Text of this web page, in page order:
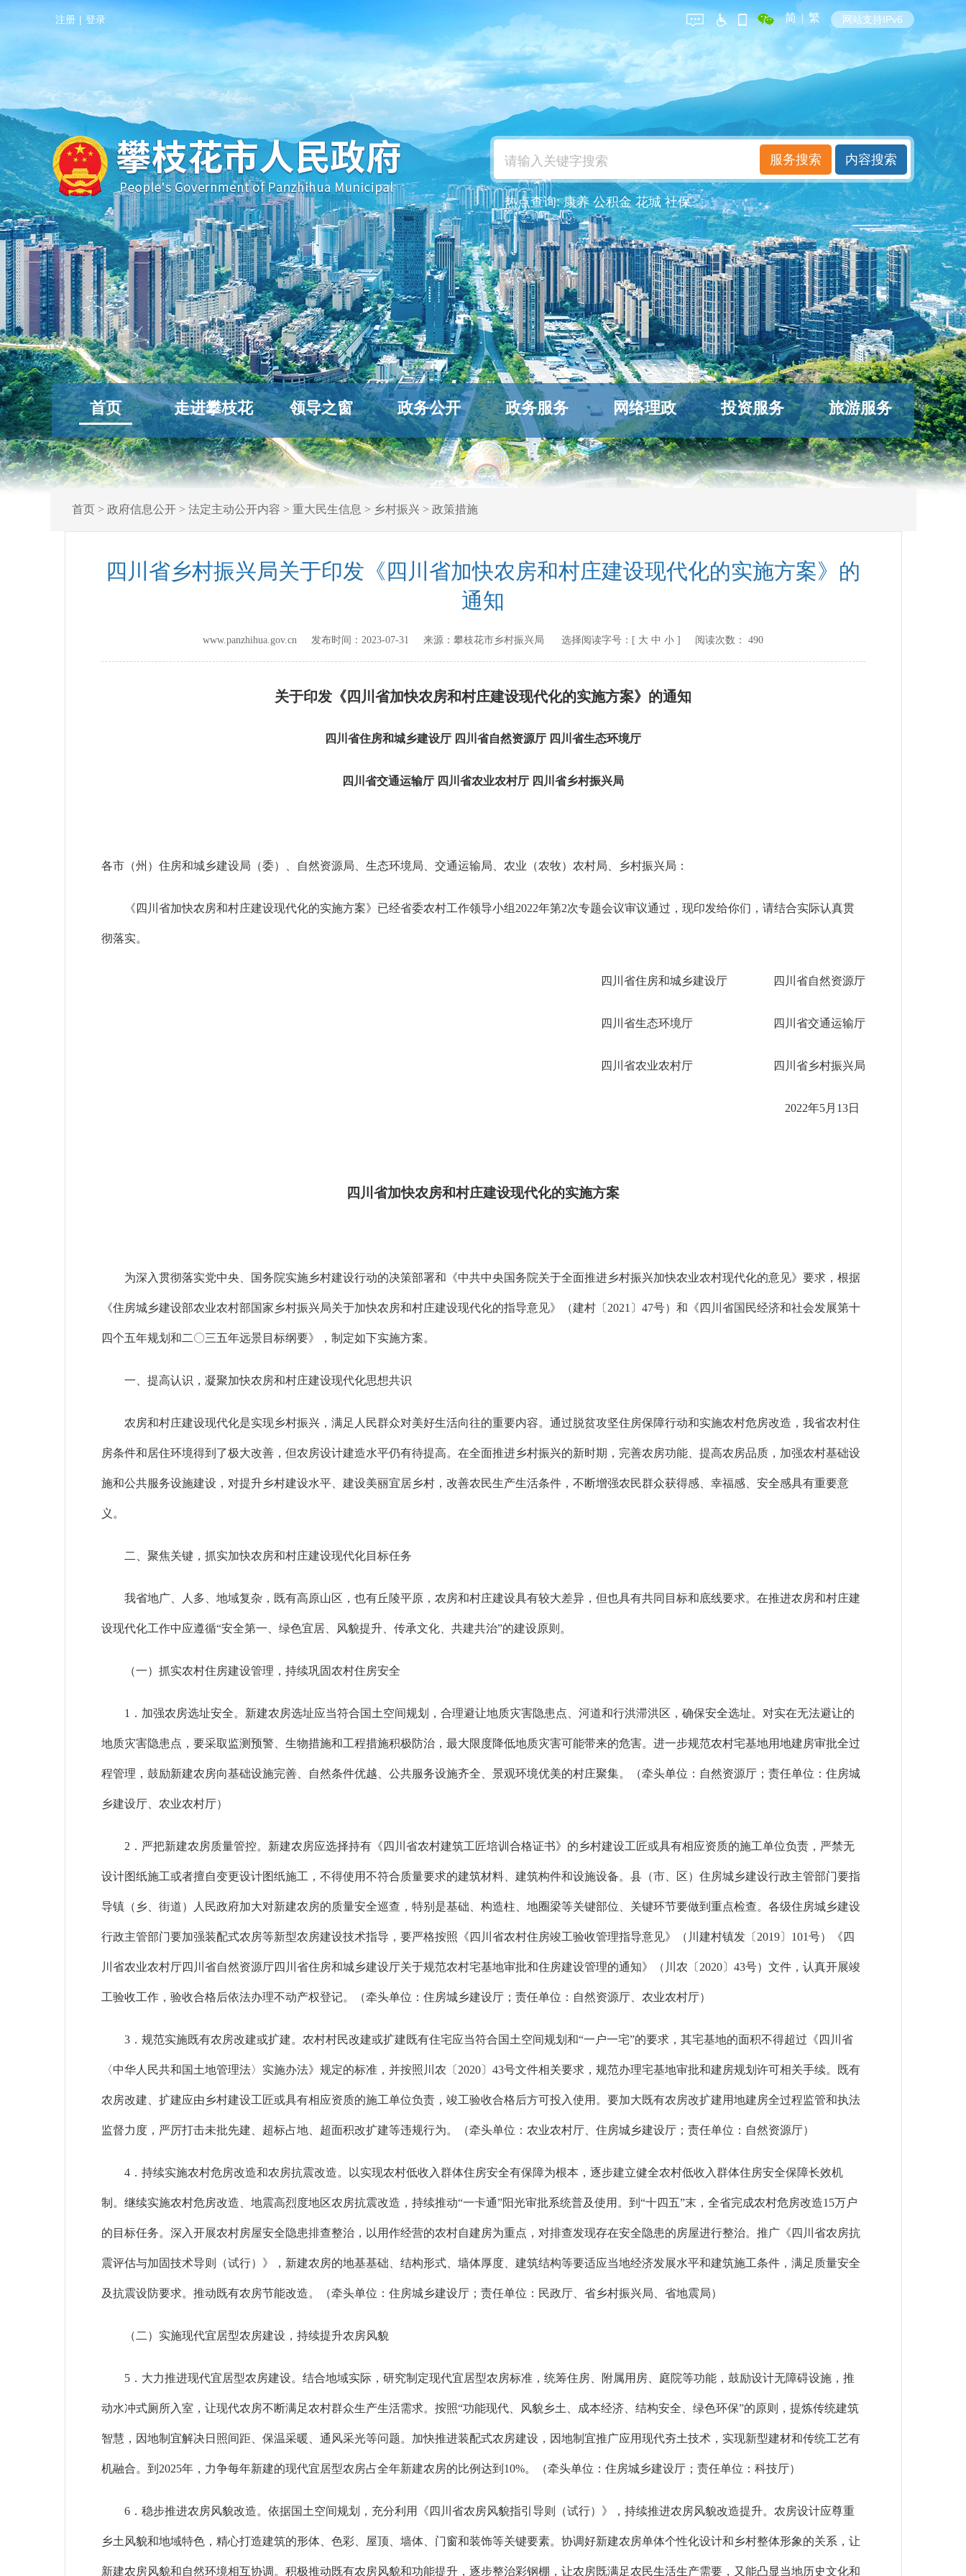
注册 | 登录 简 | 繁 网站支持IPv6
热点查询:康养 公积金 花城 社保
首页 走进攀枝花 领导之窗 政务公开 政务服务 网络理政 投资服务 旅游服务
首页> 政府信息公开> 法定主动公开内容 > 重大民生信息 > 乡村振兴> 政策措施
四川省乡村振兴局关于印发《四川省加快农房和村庄建设现代化的实施方案》的
通知
www.panzhihua.gov.cn 发布时间： 2023-07-31 来源： 攀枝花市乡村振兴局 选择阅读字号：[ 大 中 小 ] 阅读次数： 490
关于印发《四川省加快农房和村庄建设现代化的实施方案》的通知
四川省住房和城乡建设厅 四川省自然资源厅 四川省生态环境厅
四川省交通运输厅 四川省农业农村厅 四川省乡村振兴局
各市（州）住房和城乡建设局（委）、自然资源局、生态环境局、交通运输局、农业（农牧）农村局、乡村振兴局：
《四川省加快农房和村庄建设现代化的实施方案》已经省委农村工作领导小组 2022年第2次专题会议审议通过，现印发给你们，请结合实际认真贯
彻落实。
四川省住房和城乡建设厅四川省自然资源厅
四川省生态环境厅四川省交通运输厅
四川省农业农村厅四川省乡村振兴局
2022年5月13日
四川省加快农房和村庄建设现代化的实施方案
为深入贯彻落实党中央、国务院实施乡村建设行动的决策部署和《中共中央国务院关于全面推进乡村振兴加快农业农村现代化的意见》要求，根据
《住房城乡建设部农业农村部国家乡村振兴局关于加快农房和村庄建设现代化的指导意见》（建村〔 2021〕47号）和《四川省国民经济和社会发展第十
四个五年规划和二〇三五年远景目标纲要》，制定如下实施方案。
一、提高认识，凝聚加快农房和村庄建设现代化思想共识
农房和村庄建设现代化是实现乡村振兴，满足人民群众对美好生活向往的重要内容。通过脱贫攻坚住房保障行动和实施农村危房改造，我省农村住
房条件和居住环境得到了极大改善，但农房设计建造水平仍有待提高。在全面推进乡村振兴的新时期，完善农房功能、提高农房品质，加强农村基础设
施和公共服务设施建设，对提升乡村建设水平、建设美丽宜居乡村，改善农民生产生活条件，不断增强农民群众获得感、幸福感、安全感具有重要意
义。
二、聚焦关键，抓实加快农房和村庄建设现代化目标任务
我省地广、人多、地域复杂，既有高原山区，也有丘陵平原，农房和村庄建设具有较大差异，但也具有共同目标和底线要求。在推进农房和村庄建
设现代化工作中应遵循“安全第一、绿色宜居、风貌提升、传承文化、共建共治”的建设原则。
（一）抓实农村住房建设管理，持续巩固农村住房安全
1．加强农房选址安全。新建农房选址应当符合国土空间规划，合理避让地质灾害隐患点、河道和行洪滞洪区，确保安全选址。对实在无法避让的
地质灾害隐患点，要采取监测预警、生物措施和工程措施积极防治，最大限度降低地质灾害可能带来的危害。进一步规范农村宅基地用地建房审批全过
程管理，鼓励新建农房向基础设施完善、自然条件优越、公共服务设施齐全、景观环境优美的村庄聚集。（牵头单位：自然资源厅；责任单位：住房城
乡建设厅、农业农村厅）
2．严把新建农房质量管控。新建农房应选择持有《四川省农村建筑工匠培训合格证书》的乡村建设工匠或具有相应资质的施工单位负责，严禁无
设计图纸施工或者擅自变更设计图纸施工，不得使用不符合质量要求的建筑材料、建筑构件和设施设备。县（市、区）住房城乡建设行政主管部门要指
导镇（乡、街道）人民政府加大对新建农房的质量安全巡查，特别是基础、构造柱、地圈梁等关键部位、关键环节要做到重点检查。各级住房城乡建设
行政主管部门要加强装配式农房等新型农房建设技术指导，要严格按照《四川省农村住房竣工验收管理指导意见》（川建村镇发〔2019〕101号）《四
川省农业农村厅四川省自然资源厅四川省住房和城乡建设厅关于规范农村宅基地审批和住房建设管理的通知》（川农〔2020〕43号）文件，认真开展竣
工验收工作，验收合格后依法办理不动产权登记。（牵头单位：住房城乡建设厅；责任单位：自然资源厅、农业农村厅）
3．规范实施既有农房改建或扩建。农村村民改建或扩建既有住宅应当符合国土空间规划和“一户一宅”的要求，其宅基地的面积不得超过《四川省
〈中华人民共和国土地管理法〉实施办法》规定的标准，并按照川农〔2020〕43号文件相关要求，规范办理宅基地审批和建房规划许可相关手续。既有
农房改建、扩建应由乡村建设工匠或具有相应资质的施工单位负责，竣工验收合格后方可投入使用。要加大既有农房改扩建用地建房全过程监管和执法
监督力度，严厉打击未批先建、超标占地、超面积改扩建等违规行为。（牵头单位：农业农村厅、住房城乡建设厅；责任单位：自然资源厅）
4．持续实施农村危房改造和农房抗震改造。以实现农村低收入群体住房安全有保障为根本，逐步建立健全农村低收入群体住房安全保障长效机
制。继续实施农村危房改造、地震高烈度地区农房抗震改造，持续推动“一卡通”阳光审批系统普及使用。到“十四五”末，全省完成农村危房改造15万户
的目标任务。深入开展农村房屋安全隐患排查整治，以用作经营的农村自建房为重点，对排查发现存在安全隐患的房屋进行整治。推广《四川省农房抗
震评估与加固技术导则（试行）》，新建农房的地基基础、结构形式、墙体厚度、建筑结构等要适应当地经济发展水平和建筑施工条件，满足质量安全
及抗震设防要求。推动既有农房节能改造。（牵头单位：住房城乡建设厅；责任单位：民政厅、省乡村振兴局、省地震局）
（二）实施现代宜居型农房建设，持续提升农房风貌
5．大力推进现代宜居型农房建设。结合地域实际，研究制定现代宜居型农房标准，统筹住房、附属用房、庭院等功能，鼓励设计无障碍设施，推
动水冲式厕所入室，让现代农房不断满足农村群众生产生活需求。按照“功能现代、风貌乡土、成本经济、结构安全、绿色环保”的原则，提炼传统建筑
智慧，因地制宜解决日照间距、保温采暖、通风采光等问题。加快推进装配式农房建设，因地制宜推广应用现代夯土技术，实现新型建材和传统工艺有
机融合。到2025年，力争每年新建的现代宜居型农房占全年新建农房的比例达到10%。（牵头单位：住房城乡建设厅；责任单位：科技厅）
6．稳步推进农房风貌改造。依据国土空间规划，充分利用《四川省农房风貌指引导则（试行）》，持续推进农房风貌改造提升。农房设计应尊重
乡土风貌和地域特色，精心打造建筑的形体、色彩、屋顶、墙体、门窗和装饰等关键要素。协调好新建农房单体个性化设计和乡村整体形象的关系，让
新建农房风貌和自然环境相互协调。积极推动既有农房风貌和功能提升，逐步整治彩钢棚，让农房既满足农民生活生产需要，又能凸显当地历史文化和